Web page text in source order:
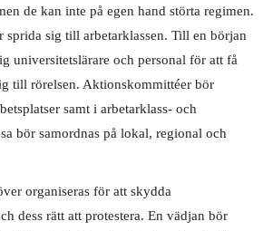
de kan inte på egen hand störta regimen.
sprida sig till arbetarklassen. Till en början
universitetslärare och personal för att få
till rörelsen. Aktionskommittéer bör
samt i arbetarklass- och
bör samordnas på lokal, regional och
organiseras för att skydda
dess rätt att protestera. En vädjan bör